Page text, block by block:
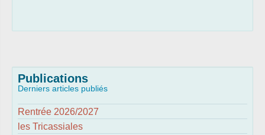
Publications
Derniers articles publiés
Rentrée 2026/2027
les Tricassiales